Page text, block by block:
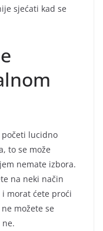
sjećati kad se
početi lucidno
to se može
nemate izbora.
na neki način
morat ćete proći
možete se